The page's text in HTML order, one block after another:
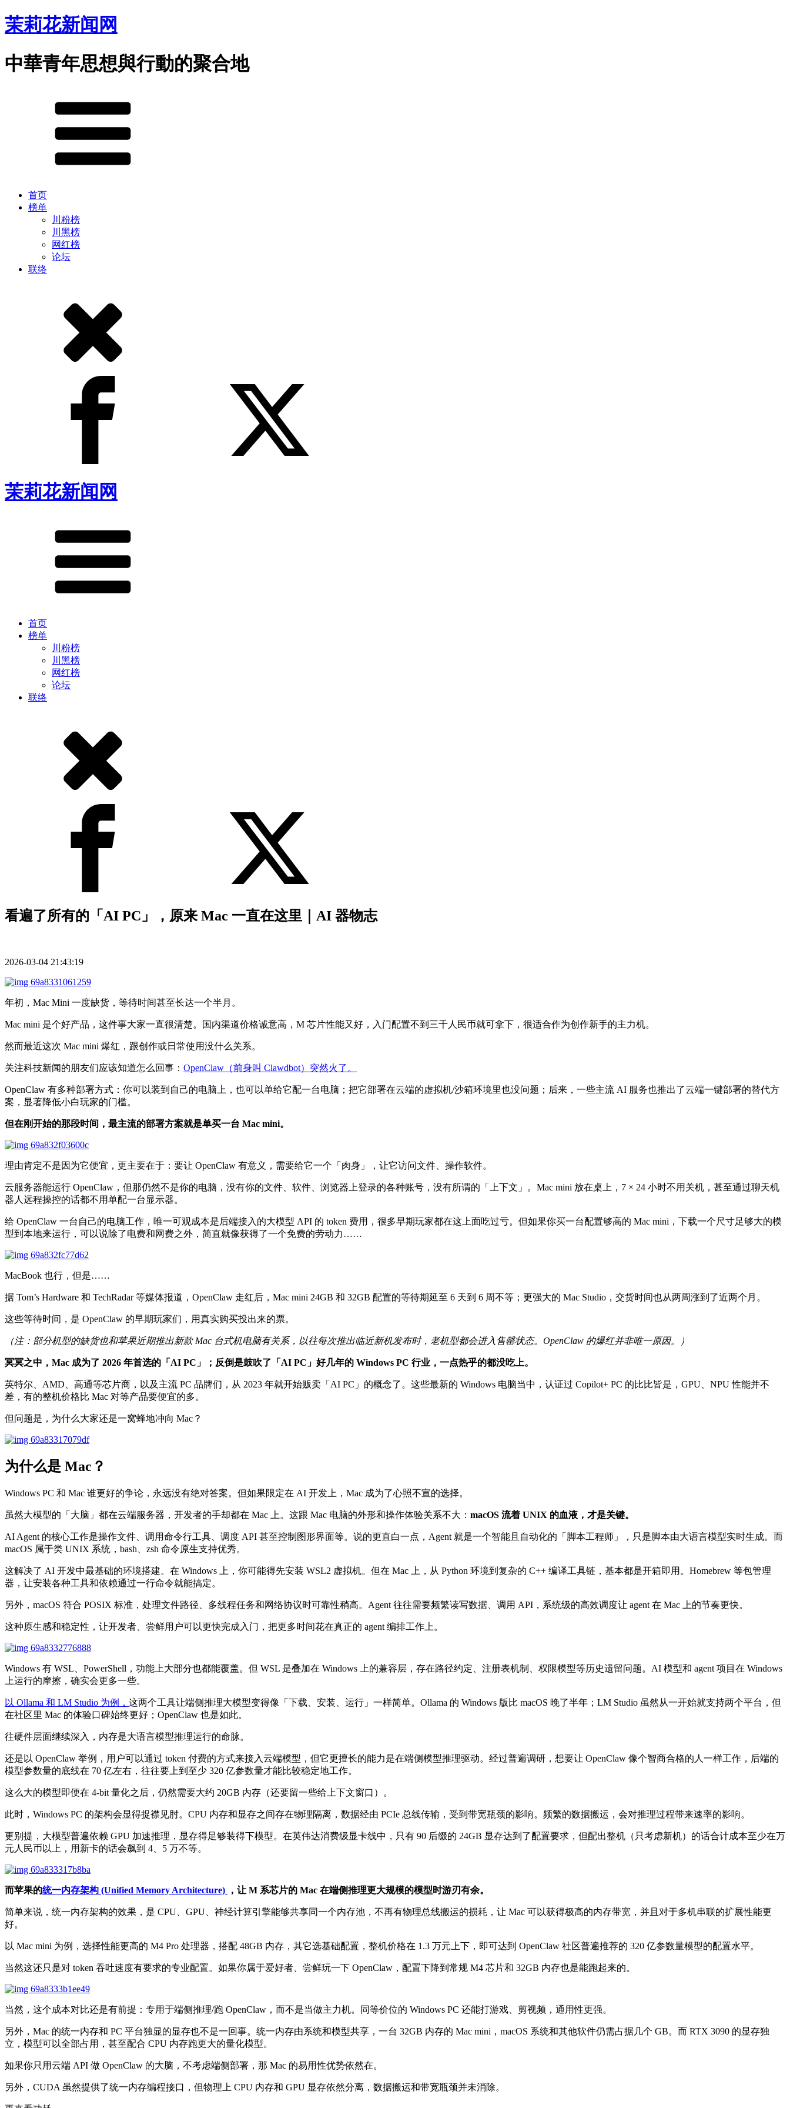
茉莉花新闻网
中華青年思想與行動的聚合地
首页
榜单
川粉榜
川黑榜
网红榜
论坛
联络
茉莉花新闻网
首页
榜单
川粉榜
川黑榜
网红榜
论坛
联络
看遍了所有的「AI PC」，原来 Mac 一直在这里｜AI 器物志
2026-03-04 21:43:19
年初，Mac Mini 一度缺货，等待时间甚至长达一个半月。
Mac mini 是个好产品，这件事大家一直很清楚。国内渠道价格诚意高，M 芯片性能又好，入门配置不到三千人民币就可拿下，很适合作为创作新手的主力机。
然而最近这次 Mac mini 爆红，跟创作或日常使用没什么关系。
关注科技新闻的朋友们应该知道怎么回事： OpenClaw（前身叫 Clawdbot）突然火了。
OpenClaw 有多种部署方式：你可以装到自己的电脑上，也可以单给它配一台电脑；把它部署在云端的虚拟机/沙箱环境里也没问题；后来，一些主流 AI 服务也推出了云端一键部署的替代方
案，显著降低小白玩家的门槛。
但在刚开始的那段时间，最主流的部署方案就是单买一台 Mac mini。
理由肯定不是因为它便宜，更主要在于：要让 OpenClaw 有意义，需要给它一个「肉身」，让它访问文件、操作软件。
云服务器能运行 OpenClaw，但那仍然不是你的电脑，没有你的文件、软件、浏览器上登录的各种账号，没有所谓的「上下文」。Mac mini 放在桌上，7 × 24 小时不用关机，甚至通过聊天机
器人远程操控的话都不用单配一台显示器。
给 OpenClaw 一台自己的电脑工作，唯一可观成本是后端接入的大模型 API 的 token 费用，很多早期玩家都在这上面吃过亏。但如果你买一台配置够高的 Mac mini，下载一个尺寸足够大的模
型到本地来运行，可以说除了电费和网费之外，简直就像获得了一个免费的劳动力……
MacBook 也行，但是……
据 Tom’s Hardware 和 TechRadar 等媒体报道，OpenClaw 走红后，Mac mini 24GB 和 32GB 配置的等待期延至 6 天到 6 周不等；更强大的 Mac Studio，交货时间也从两周涨到了近两个月。
这些等待时间，是 OpenClaw 的早期玩家们，用真实购买投出来的票。
（注：部分机型的缺货也和苹果近期推出新款 Mac 台式机电脑有关系，以往每次推出临近新机发布时，老机型都会进入售罄状态。OpenClaw 的爆红并非唯一原因。）
冥冥之中，Mac 成为了 2026 年首选的「 AI PC」；反倒是鼓吹了「AI PC」好几年的 Windows PC 行业，一点热乎的都没吃上。
英特尔、AMD、高通等芯片商，以及主流 PC 品牌们，从 2023 年就开始贩卖「AI PC」的概念了。这些最新的 Windows 电脑当中，认证过 Copilot+ PC 的比比皆是，GPU、NPU 性能并不
差，有的整机价格比 Mac 对等产品要便宜的多。
但问题是，为什么大家还是一窝蜂地冲向 Mac？
为什么是 Mac？
Windows PC 和 Mac 谁更好的争论，永远没有绝对答案。但如果限定在 AI 开发上，Mac 成为了心照不宣的选择。
虽然大模型的「大脑」都在云端服务器，开发者的手却都在 Mac 上。这跟 Mac 电脑的外形和操作体验关系不大： macOS 流着 UNIX 的血液，才是关键。
AI Agent 的核心工作是操作文件、调用命令行工具、调度 API 甚至控制图形界面等。说的更直白一点，Agent 就是一个智能且自动化的「脚本工程师」，只是脚本由大语言模型实时生成。而
macOS 属于类 UNIX 系统，bash、zsh 命令原生支持优秀。
这解决了 AI 开发中最基础的环境搭建。在 Windows 上，你可能得先安装 WSL2 虚拟机。但在 Mac 上，从 Python 环境到复杂的 C++ 编译工具链，基本都是开箱即用。Homebrew 等包管理
器，让安装各种工具和依赖通过一行命令就能搞定。
另外，macOS 符合 POSIX 标准，处理文件路径、多线程任务和网络协议时可靠性稍高。Agent 往往需要频繁读写数据、调用 API，系统级的高效调度让 agent 在 Mac 上的节奏更快。
这种原生感和稳定性，让开发者、尝鲜用户可以更快完成入门，把更多时间花在真正的 agent 编排工作上。
Windows 有 WSL、PowerShell，功能上大部分也都能覆盖。但 WSL 是叠加在 Windows 上的兼容层，存在路径约定、注册表机制、权限模型等历史遗留问题。AI 模型和 agent 项目在 Windows
上运行的摩擦，确实会更多一些。
以 Ollama 和 LM Studio 为例， 这两个工具让端侧推理大模型变得像「下载、安装、运行」一样简单。Ollama 的 Windows 版比 macOS 晚了半年；LM Studio 虽然从一开始就支持两个平台，但
在社区里 Mac 的体验口碑始终更好；OpenClaw 也是如此。
往硬件层面继续深入，内存是大语言模型推理运行的命脉。
还是以 OpenClaw 举例，用户可以通过 token 付费的方式来接入云端模型，但它更擅长的能力是在端侧模型推理驱动。经过普遍调研，想要让 OpenClaw 像个智商合格的人一样工作，后端的
模型参数量的底线在 70 亿左右，往往要上到至少 320 亿参数量才能比较稳定地工作。
这么大的模型即便在 4-bit 量化之后，仍然需要大约 20GB 内存（还要留一些给上下文窗口）。
此时，Windows PC 的架构会显得捉襟见肘。CPU 内存和显存之间存在物理隔离，数据经由 PCIe 总线传输，受到带宽瓶颈的影响。频繁的数据搬运，会对推理过程带来速率的影响。
更别提，大模型普遍依赖 GPU 加速推理，显存得足够装得下模型。在英伟达消费级显卡线中，只有 90 后缀的 24GB 显存达到了配置要求，但配出整机（只考虑新机）的话合计成本至少在万
元人民币以上，用新卡的话会飙到 4、5 万不等。
而苹果的统一内存架构 (Unified Memory Architecture) ，让 M 系芯片的 Mac 在端侧推理更大规模的模型时游刃有余。
简单来说，统一内存架构的效果，是 CPU、GPU、神经计算引擎能够共享同一个内存池，不再有物理总线搬运的损耗，让 Mac 可以获得极高的内存带宽，并且对于多机串联的扩展性能更
好。
以 Mac mini 为例，选择性能更高的 M4 Pro 处理器，搭配 48GB 内存，其它选基础配置，整机价格在 1.3 万元上下，即可达到 OpenClaw 社区普遍推荐的 320 亿参数量模型的配置水平。
当然这还只是对 token 吞吐速度有要求的专业配置。如果你属于爱好者、尝鲜玩一下 OpenClaw，配置下降到常规 M4 芯片和 32GB 内存也是能跑起来的。
当然，这个成本对比还是有前提：专用于端侧推理/跑 OpenClaw，而不是当做主力机。同等价位的 Windows PC 还能打游戏、剪视频，通用性更强。
另外，Mac 的统一内存和 PC 平台独显的显存也不是一回事。统一内存由系统和模型共享，一台 32GB 内存的 Mac mini，macOS 系统和其他软件仍需占据几个 GB。而 RTX 3090 的显存独
立，模型可以全部占用，甚至配合 CPU 内存跑更大的量化模型。
如果你只用云端 API 做 OpenClaw 的大脑，不考虑端侧部署，那 Mac 的易用性优势依然在。
另外，CUDA 虽然提供了统一内存编程接口，但物理上 CPU 内存和 GPU 显存依然分离，数据搬运和带宽瓶颈并未消除。